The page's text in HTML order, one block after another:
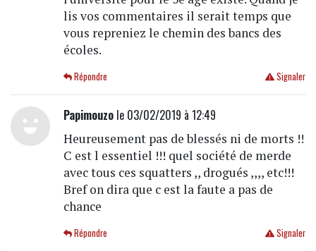
lis vos commentaires il serait temps que
vous repreniez le chemin des bancs des
écoles.
Signaler
Répondre
Papimouzole 03/02/2019 à 12:49
Heureusement pas de blessés ni de morts !!
C est l essentiel !!! quel société de merde
avec tous ces squatters ,, drogués ,,,, etc!!!
Bref on dira que c est la faute a pas de
chance
Signaler
Répondre